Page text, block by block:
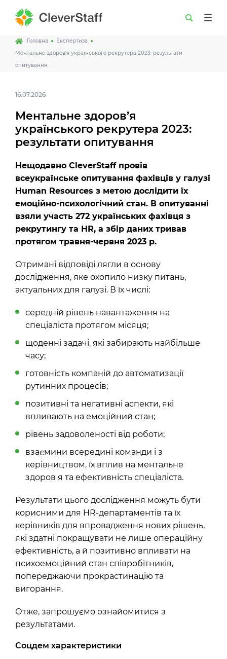
Головна
Експертиза
Ментальне здоров’я українського рекрутера 2023: результати
опитування
16.07.2026
Ментальне здоров’я
українського рекрутера 2023:
результати опитування
Нещодавно CleverStaff провів
всеукраїнське опитування фахівців у галузі
Human Resources з метою дослідити їх
емоційно-психологічний стан. В опитуванні
взяли участь 272 українських фахівця з
рекрутингу та НR, а збір даних тривав
протягом травня-червня 2023 р.
Отримані відповіді лягли в основу
дослідження, яке охопило низку питань,
актуальних для галузі. В їх числі:
середній рівень навантаження на
спеціаліста протягом місяця;
щоденні задачі, які забирають найбільше
часу;
готовність компаній до автоматизації
рутинних процесів;
позитивні та негативні аспекти, які
впливають на емоційний стан;
рівень задоволеності від роботи;
взаємини всередині команди і з
керівництвом, їх вплив на ментальне
здоров я та ефективність спеціаліста.
Результати цього дослідження можуть бути
корисними для HR-департаментів та їх
керівників для впровадження нових рішень,
які здатні покращувати не лише операційну
ефективність, а й позитивно впливати на
психоемоційний стан співробітників,
попереджаючи прокрастинацію та
вигорання.
Отже, запрошуємо ознайомитися з
результатами.
Соцдем характеристики